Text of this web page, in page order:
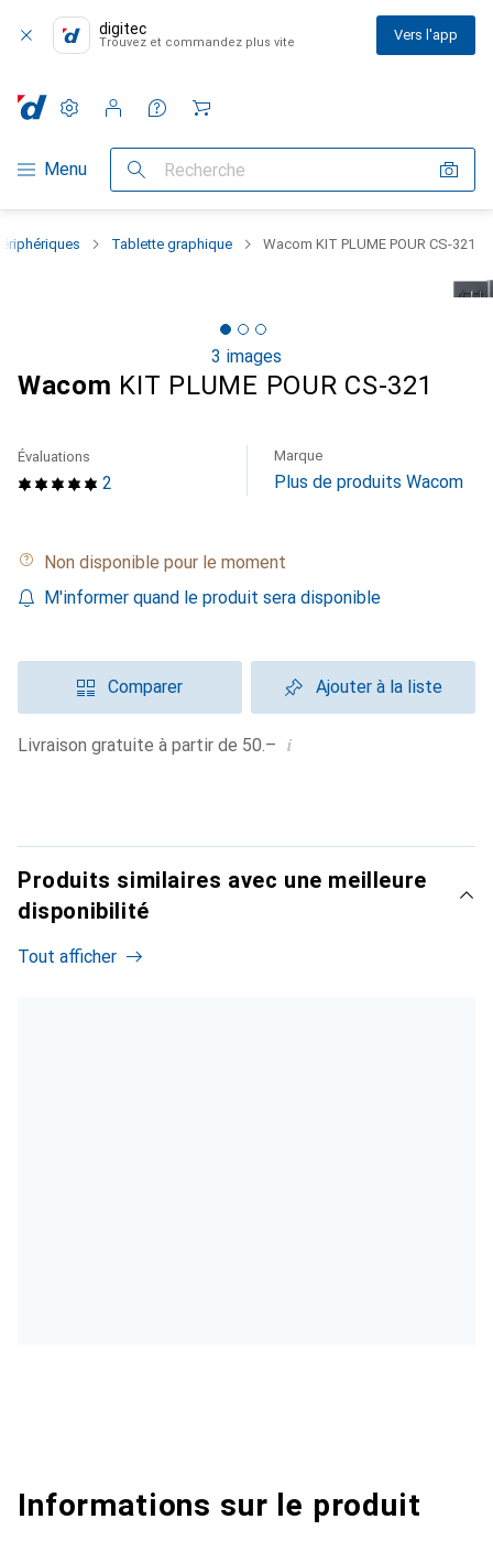
digitec
Trouvez et commandez plus vite Vers l'app
Navigation par catégorie
Menu Recherche
Paramètres
Compte client
Listes de comparaison
Listes d'envies
Panier
Tablette graphique Wacom KIT PLUME POUR CS-321
3 images
Wacom KIT PLUME POUR CS-321
2
Évaluations Marque
Plus de produits Wacom
Non disponible pour le moment
M'informer quand le produit sera disponible
Comparer Ajouter à la liste
Livraison gratuite à partir de 50.– i
Produits similaires avec une meilleure
disponibilité
Tout afficher
Informations sur le produit